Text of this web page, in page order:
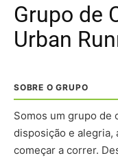
Grupo de
Urban
SOBRE O GRUPO
Somos um grupo de
disposição e alegria,
começar a correr.